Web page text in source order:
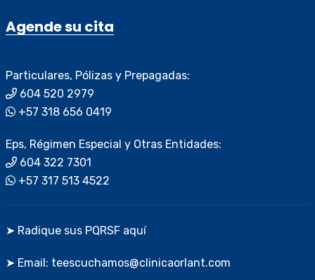
Agende su cita
Particulares, Pólizas y Prepagadas:
604 520 2979
+57 318 656 0419
Eps, Régimen Especial y Otras Entidades:
604 322 7301
+57 317 513 4522
➤ Radique sus PQRSF aquí
➤ Email: teescuchamos@clinicaorlant.com